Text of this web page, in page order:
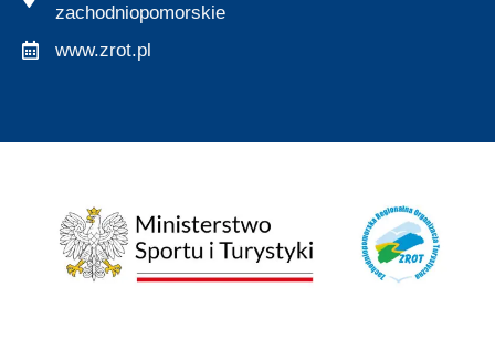
zachodniopomorskie
www.zrot.pl